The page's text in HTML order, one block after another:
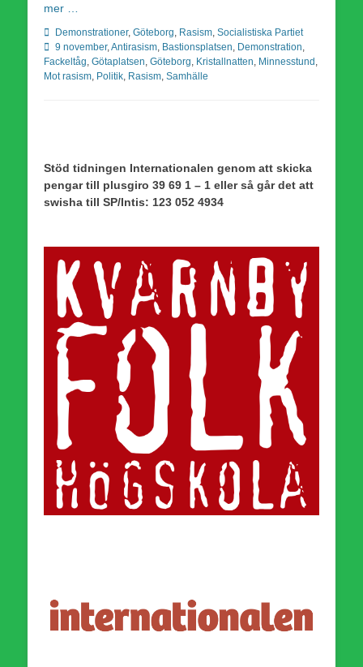
mer …
Kategorier
Demonstrationer, Göteborg Rasism Socialistiska Partiet
9 november, Antirasism Bastionsplatsen Demonstration
Fackeltåg Götaplatsen Göteborg Kristallnatten Minnesstund
Mot rasism Politik Rasism Samhälle
Stöd tidningen Internationalen genom att skicka
pengar till plusgiro 39 69 1 – 1 eller så går det att
swisha till SP/Intis: 123 052 4934